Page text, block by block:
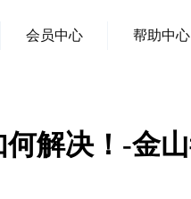
会员中心 帮助中心
何解决！-金